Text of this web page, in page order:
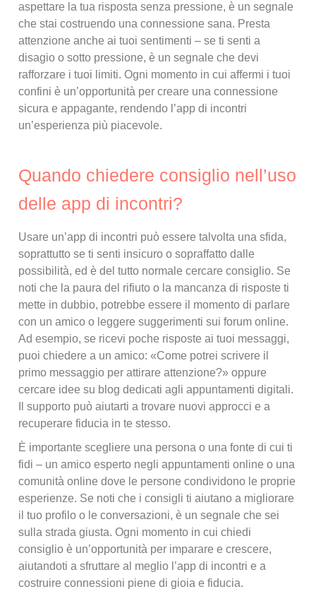
aspettare la tua risposta senza pressione, è un segnale
che stai costruendo una connessione sana. Presta
attenzione anche ai tuoi sentimenti – se ti senti a
disagio o sotto pressione, è un segnale che devi
rafforzare i tuoi limiti. Ogni momento in cui affermi i tuoi
confini è un’opportunità per creare una connessione
sicura e appagante, rendendo l’app di incontri
un’esperienza più piacevole.
Quando chiedere consiglio nell’uso
delle app di incontri?
Usare un’app di incontri può essere talvolta una sfida,
soprattutto se ti senti insicuro o sopraffatto dalle
possibilità, ed è del tutto normale cercare consiglio. Se
noti che la paura del rifiuto o la mancanza di risposte ti
mette in dubbio, potrebbe essere il momento di parlare
con un amico o leggere suggerimenti sui forum online.
Ad esempio, se ricevi poche risposte ai tuoi messaggi,
puoi chiedere a un amico: «Come potrei scrivere il
primo messaggio per attirare attenzione?» oppure
cercare idee su blog dedicati agli appuntamenti digitali.
Il supporto può aiutarti a trovare nuovi approcci e a
recuperare fiducia in te stesso.
È importante scegliere una persona o una fonte di cui ti
fidi – un amico esperto negli appuntamenti online o una
comunità online dove le persone condividono le proprie
esperienze. Se noti che i consigli ti aiutano a migliorare
il tuo profilo o le conversazioni, è un segnale che sei
sulla strada giusta. Ogni momento in cui chiedi
consiglio è un’opportunità per imparare e crescere,
aiutandoti a sfruttare al meglio l’app di incontri e a
costruire connessioni piene di gioia e fiducia.